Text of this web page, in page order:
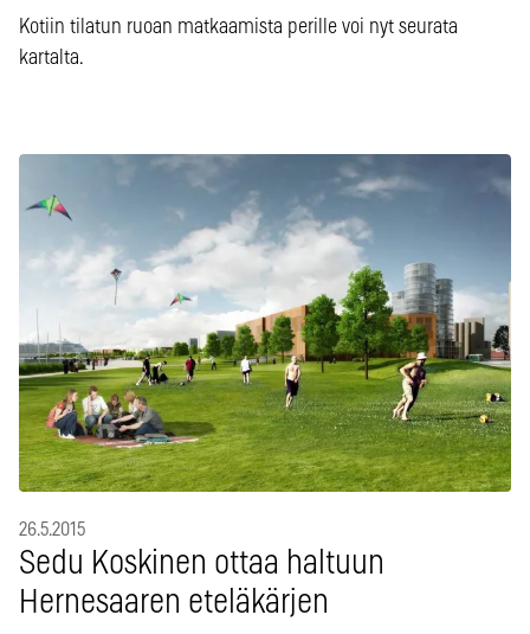
Kotiin tilatun ruoan matkaamista perille voi nyt seurata
kartalta.
26.5.2015
Sedu Koskinen ottaa haltuun
Hernesaaren eteläkärjen